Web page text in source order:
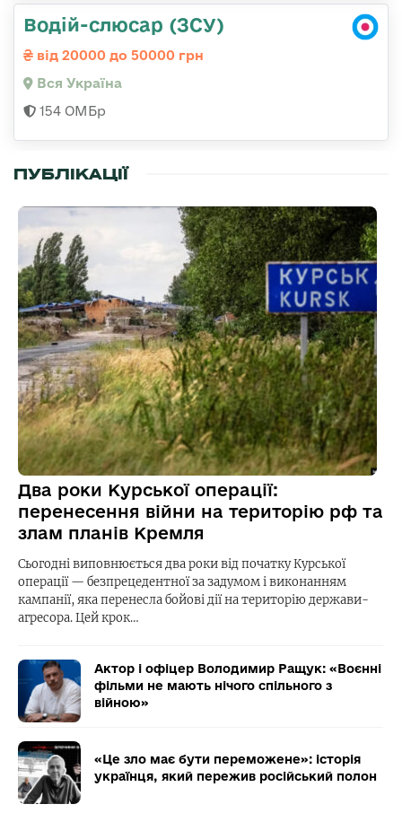
Водій-слюсар (ЗСУ)
від 20000 до 50000 грн
Вся Україна
154 ОМБр
ПУБЛІКАЦІЇ
Два роки Курської операції:
перенесення війни на територію рф та
злам планів Кремля
Сьогодні виповнюється два роки від початку Курської
операції — безпрецедентної за задумом і виконанням
кампанії, яка перенесла бойові дії на територію держави-
агресора. Цей крок…
Актор і офіцер Володимир Ращук: «Воєнні
фільми не мають нічого спільного з
війною»
«Це зло має бути переможене»: історія
українця, який пережив російський полон